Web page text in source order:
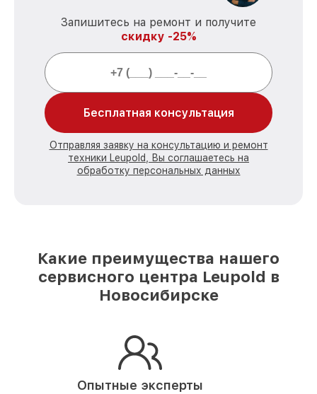
Запишитесь на ремонт и получите
скидку -25%
Бесплатная консультация
Отправляя заявку на консультацию и ремонт
техники Leupold, Вы соглашаетесь на
обработку персональных данных
Какие преимущества нашего
сервисного центра Leupold в
Новосибирске
Опытные эксперты